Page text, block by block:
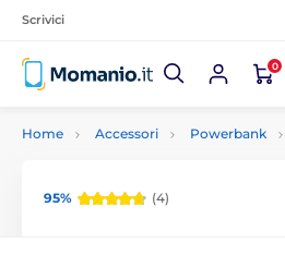
Scrivici
0
Home Accessori Powerbank
95% (4)